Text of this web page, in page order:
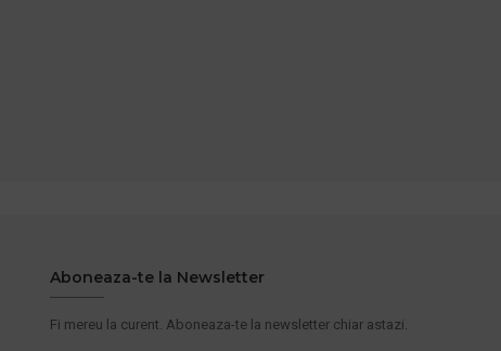
Aboneaza-te la Newsletter
Fi mereu la curent. Aboneaza-te la newsletter chiar astazi.